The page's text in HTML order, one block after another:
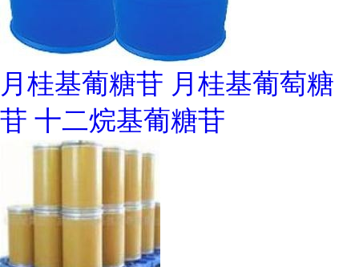
月桂基葡糖苷 月桂基葡萄糖
苷 十二烷基葡糖苷